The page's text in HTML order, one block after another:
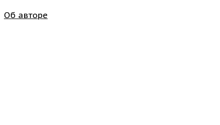
Об авторе